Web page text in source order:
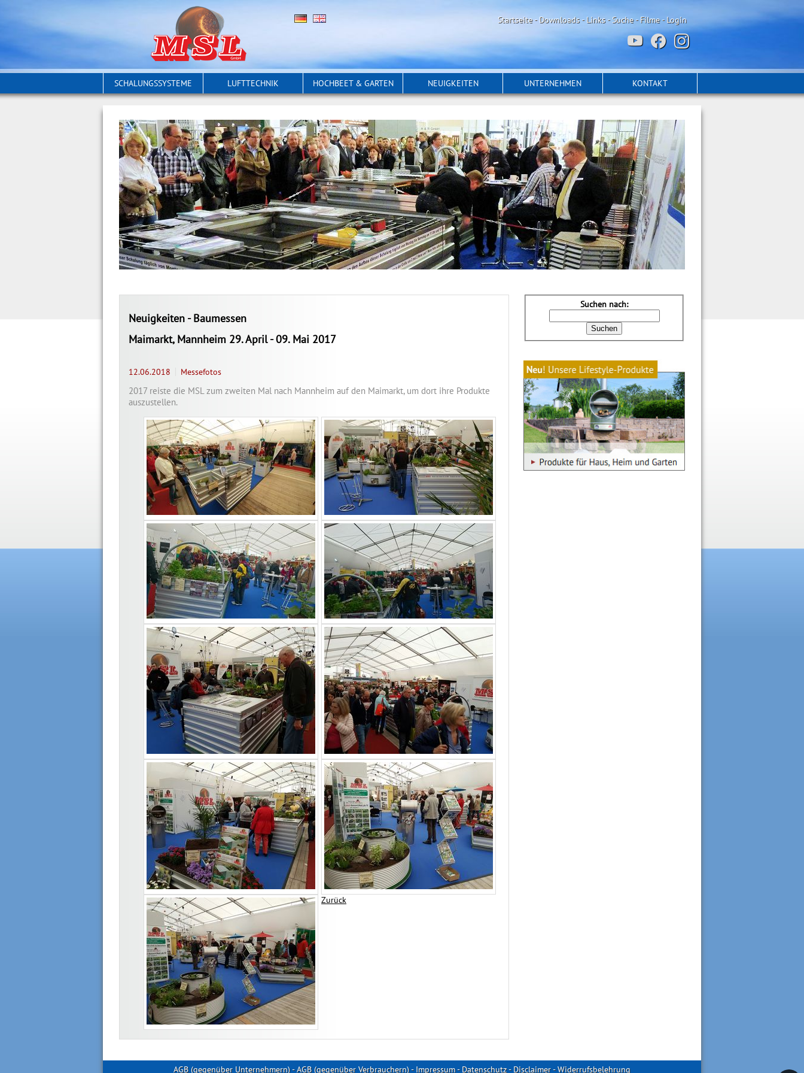
Startseite-Downloads-Links-Suche-Filme -Login
SCHALUNGSSYSTEME LUFTTECHNIK HOCHBEET & GARTEN NEUIGKEITEN UNTERNEHMEN KONTAKT
Neuigkeiten - Baumessen
Maimarkt, Mannheim 29. April - 09. Mai 2017
12.06.2018 Messefotos
2017 reiste die MSL zum zweiten Mal nach Mannheim auf den Maimarkt, um dort ihre Produkte
auszustellen.
Zurück
Suchen nach:
AGB (gegenüber Unternehmern)-AGB (gegenüber Verbrauchern)-Impressum-Datenschutz-Disclaimer-Widerrufsbelehrung